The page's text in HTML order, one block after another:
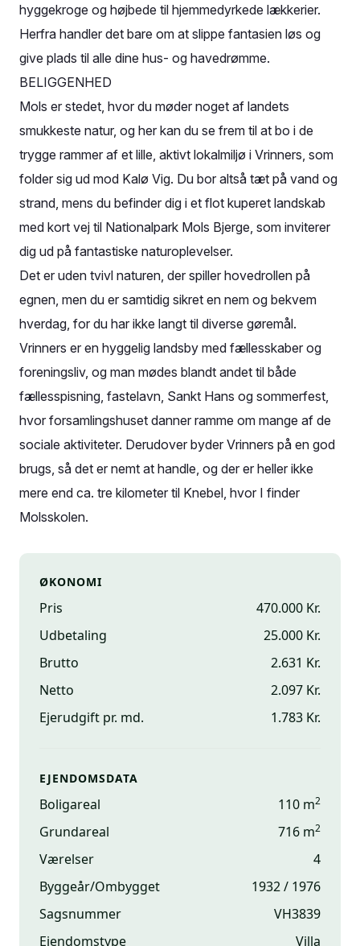
hyggekroge og højbede til hjemmedyrkede lækkerier.
Herfra handler det bare om at slippe fantasien løs og
give plads til alle dine hus- og havedrømme.
BELIGGENHED
Mols er stedet, hvor du møder noget af landets
smukkeste natur, og her kan du se frem til at bo i de
trygge rammer af et lille, aktivt lokalmiljø i Vrinners, som
folder sig ud mod Kalø Vig. Du bor altså tæt på vand og
strand, mens du befinder dig i et flot kuperet landskab
med kort vej til Nationalpark Mols Bjerge, som inviterer
dig ud på fantastiske naturoplevelser.
Det er uden tvivl naturen, der spiller hovedrollen på
egnen, men du er samtidig sikret en nem og bekvem
hverdag, for du har ikke langt til diverse gøremål.
Vrinners er en hyggelig landsby med fællesskaber og
foreningsliv, og man mødes blandt andet til både
fællesspisning, fastelavn, Sankt Hans og sommerfest,
hvor forsamlingshuset danner ramme om mange af de
sociale aktiviteter. Derudover byder Vrinners på en god
brugs, så det er nemt at handle, og der er heller ikke
mere end ca. tre kilometer til Knebel, hvor I finder
Molsskolen.
ØKONOMI
Pris
470.000 Kr.
Udbetaling
25.000 Kr.
Brutto
2.631 Kr.
Netto
2.097 Kr.
Ejerudgift pr. md.
1.783 Kr.
EJENDOMSDATA
Boligareal 110 m2
Grundareal 716 m2
Værelser
4
Byggeår/Ombygget
1932 / 1976
Sagsnummer
VH3839
Ejendomstype
Villa